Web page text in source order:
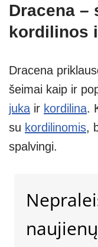
Dracena –
kordilinos
Dracena
šeimai kaip ir
juka ir kordilina.
su kordilinomis,
spalvingi.
naujienų